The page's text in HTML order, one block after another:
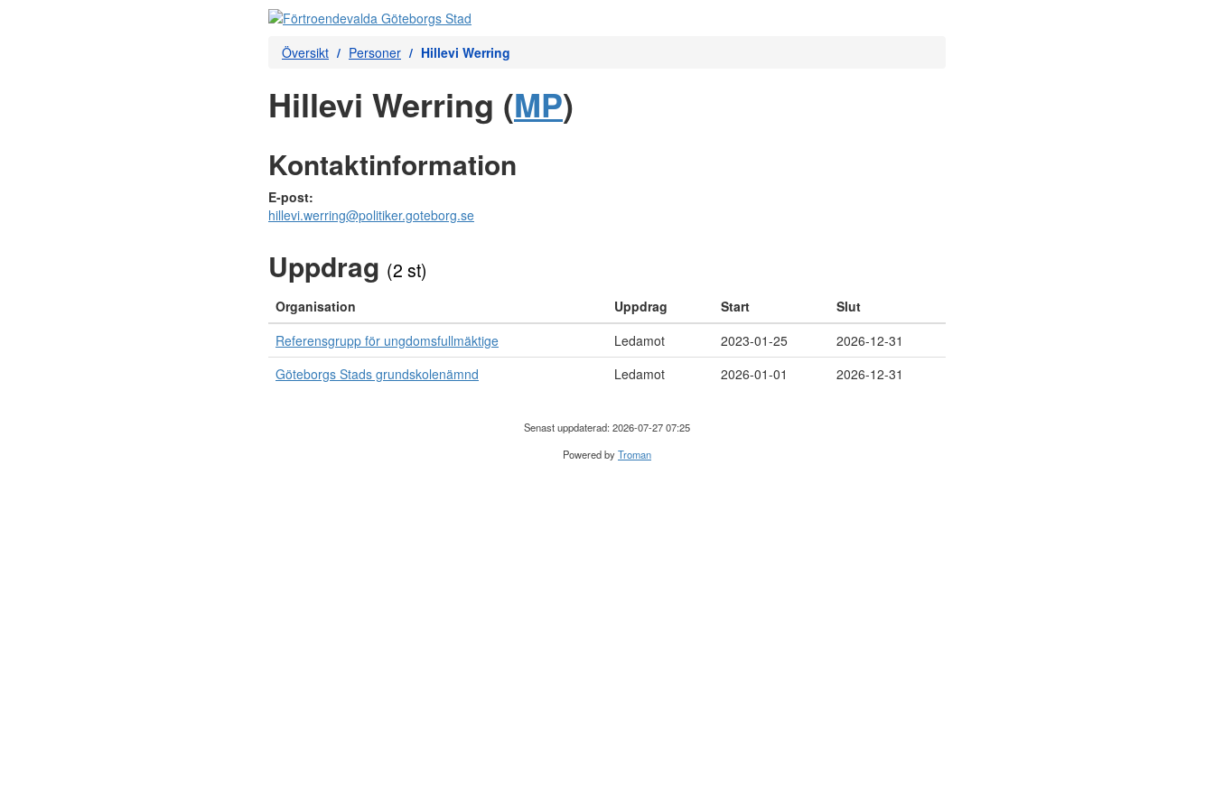
Översikt Personer Hillevi Werring
Hillevi Werring (MP)
Kontaktinformation
E-post:
hillevi.werring@politiker.goteborg.se
Uppdrag (2 st)
Organisation Uppdrag Start
Slut
Referensgrupp för ungdomsfullmäktige
Ledamot 2023-01-25
2026-12-31
Göteborgs Stads grundskolenämnd
Ledamot 2026-01-01 2026-12-31
Senast uppdaterad: 2026-07-27 07:25
Powered byTroman